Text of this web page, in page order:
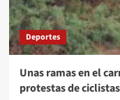
Deportes
Unas ramas en el
protestas de ciclistas